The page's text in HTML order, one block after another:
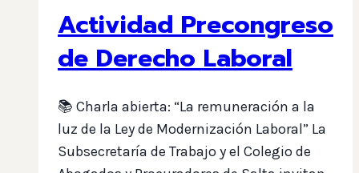
Actividad Precongreso
de Derecho Laboral
📚 Charla abierta: “La remuneración a la
luz de la Ley de Modernización Laboral” La
Subsecretaría de Trabajo y el Colegio de